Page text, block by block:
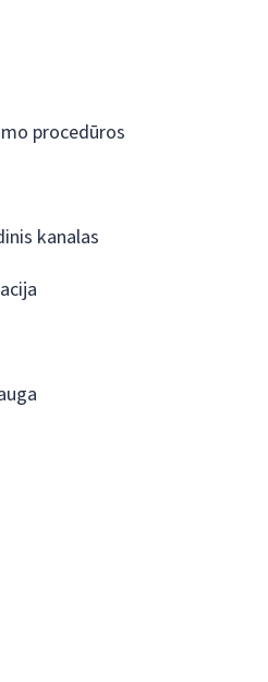
procedūros
kanalas